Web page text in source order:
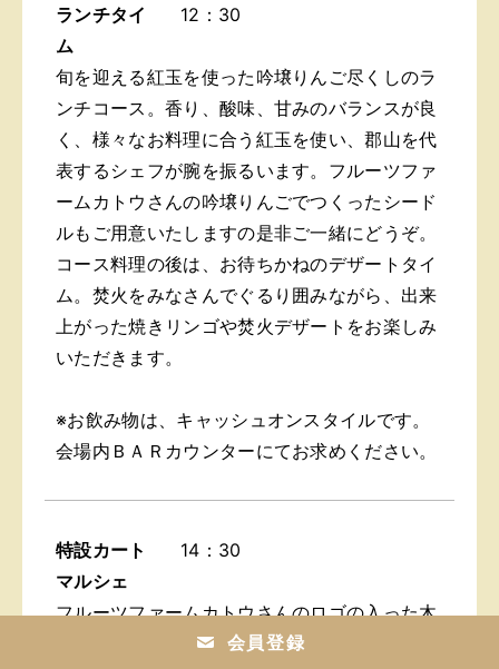
ランチタイ
ム
12：30
旬を迎える紅玉を使った吟壌りんご尽くしのラ
ンチコース。香り、酸味、甘みのバランスが良
く、様々なお料理に合う紅玉を使い、郡山を代
表するシェフが腕を振るいます。フルーツファ
ームカトウさんの吟壌りんごでつくったシード
ルもご用意いたしますの是非ご一緒にどうぞ。
コース料理の後は、お待ちかねのデザートタイ
ム。焚火をみなさんでぐるり囲みながら、出来
上がった焼きリンゴや焚火デザートをお楽しみ
いただきます。
※お飲み物は、キャッシュオンスタイルです。
会場内ＢＡＲカウンターにてお求めください。
特設カート
マルシェ
14：30
フルーツファームカトウさんのロゴの入った木
箱に並べられたかわいいカートマルシェがやっ
会員登録